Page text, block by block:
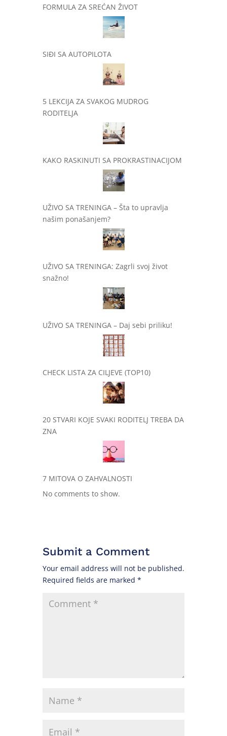
FORMULA ZA SREĆAN ŽIVOT
SIĐI SA AUTOPILOTA
5 LEKCIJA ZA SVAKOG MUDROG
RODITELJA
KAKO RASKINUTI SA PROKRASTINACIJOM
UŽIVO SA TRENINGA – Šta to upravlja
našim ponašanjem?
UŽIVO SA TRENINGA: Zagrli svoj život
snažno!
UŽIVO SA TRENINGA – Daj sebi priliku!
CHECK LISTA ZA CILJEVE (TOP10)
20 STVARI KOJE SVAKI RODITELJ TREBA DA
ZNA
7 MITOVA O ZAHVALNOSTI
No comments to show.
Submit a Comment
Your email address will not be published.
Required fields are marked *